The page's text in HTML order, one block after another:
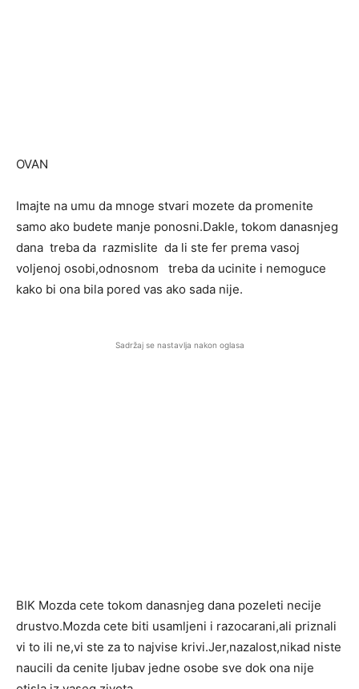
OVAN
Imajte na umu da mnoge stvari mozete da promenite
samo ako budete manje ponosni.Dakle, tokom danasnjeg
dana treba da razmislite da li ste fer prema vasoj
voljenoj osobi,odnosnom treba da ucinite i nemoguce
kako bi ona bila pored vas ako sada nije.
Sadržaj se nastavlja nakon oglasa
BIK Mozda cete tokom danasnjeg dana pozeleti necije
drustvo.Mozda cete biti usamljeni i razocarani,ali priznali
vi to ili ne,vi ste za to najvise krivi.Jer,nazalost,nikad niste
naucili da cenite ljubav jedne osobe sve dok ona nije